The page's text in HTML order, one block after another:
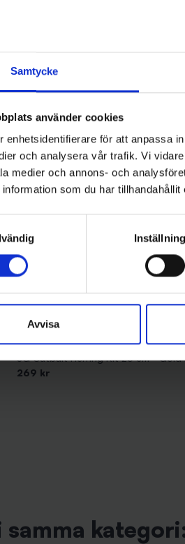
Samtycke
använder cookies
enhetsidentifierare för att anpassa
och analysera vår trafik. Vi
medier och annons- och
information som du har
Avvisa
Savage Gear
SG Cutbait Herring Kit 25 cm - Gold
269 kr